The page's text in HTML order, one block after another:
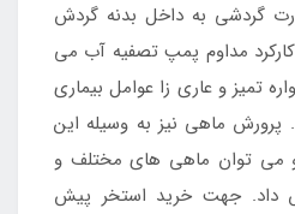
گردشی به داخل بدنه گردش
مداوم پمپ تصفیه آب می
تمیز و عاری زا عوامل بیماری
پرورش ماهی نیز به وسیله این
می توان ماهی های مختلف و
داد. جهت خرید استخر پیش